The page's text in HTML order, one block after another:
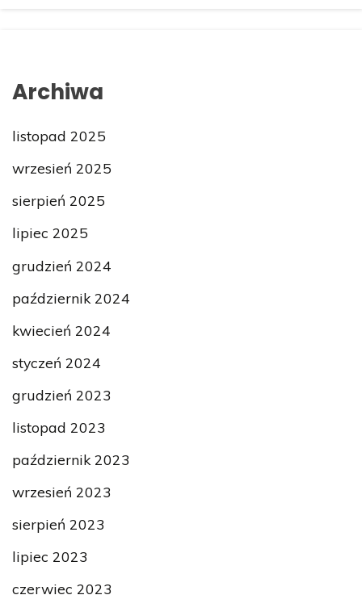
Archiwa
listopad 2025
wrzesień 2025
sierpień 2025
lipiec 2025
grudzień 2024
październik 2024
kwiecień 2024
styczeń 2024
grudzień 2023
listopad 2023
październik 2023
wrzesień 2023
sierpień 2023
lipiec 2023
czerwiec 2023